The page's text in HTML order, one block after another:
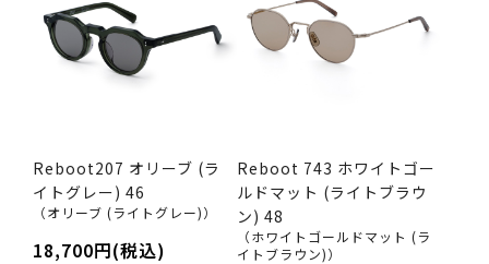
Reboot207 オリーブ (ラ
イトグレー) 46
（オリーブ (ライトグレー)）
18,700円(税込)
Reboot 743 ホワイトゴー
ルドマット (ライトブラウ
ン) 48
（ホワイトゴールドマット (ラ
イトブラウン)）